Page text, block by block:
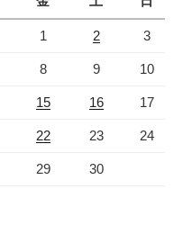
1 2 3
8 9 10
15 16 17
22 23 24
29 30